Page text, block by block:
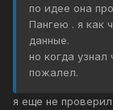
по идее она
Пангею . я как
данные.
но когда
пожалел.
я еще не